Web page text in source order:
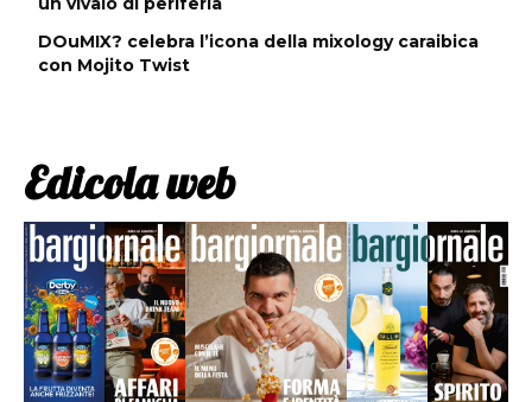
DOuMIX? celebra l’icona della mixology caraibica
con Mojito Twist
Edicola web